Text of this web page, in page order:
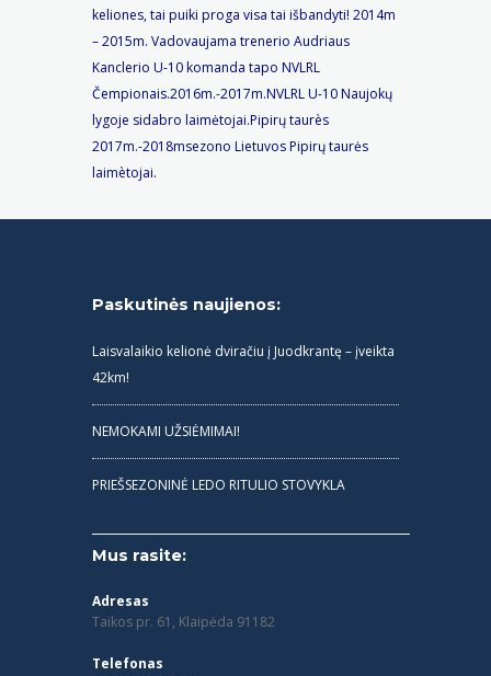
keliones, tai puiki proga visa tai išbandyti! 2014m
– 2015m. Vadovaujama trenerio Audriaus
Kanclerio U-10 komanda tapo NVLRL
Čempionais.2016m.-2017m.NVLRL U-10 Naujokų
lygoje sidabro laimėtojai.Pipirų taurès
2017m.-2018msezono Lietuvos Pipirų taurės
laimètojai.
Paskutinės naujienos:
Laisvalaikio kelionė dviračiu į Juodkrantę – įveikta
42km!
NEMOKAMI UŽSIĖMIMAI!
PRIEŠSEZONINĖ LEDO RITULIO STOVYKLA
Mus rasite:
Adresas
Taikos pr. 61, Klaipėda 91182
Telefonas